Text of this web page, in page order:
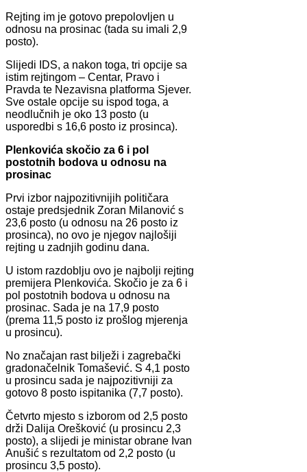
Rejting im je gotovo prepolovljen u
odnosu na prosinac (tada su imali 2,9
posto).
Slijedi IDS, a nakon toga, tri opcije sa
istim rejtingom – Centar, Pravo i
Pravda te Nezavisna platforma Sjever.
Sve ostale opcije su ispod toga, a
neodlučnih je oko 13 posto (u
usporedbi s 16,6 posto iz prosinca).
Plenkovića skočio za 6 i pol
postotnih bodova u odnosu na
prosinac
Prvi izbor najpozitivnijih političara
ostaje predsjednik Zoran Milanović s
23,6 posto (u odnosu na 26 posto iz
prosinca), no ovo je njegov najlošiji
rejting u zadnjih godinu dana.
U istom razdoblju ovo je najbolji rejting
premijera Plenkovića. Skočio je za 6 i
pol postotnih bodova u odnosu na
prosinac. Sada je na 17,9 posto
(prema 11,5 posto iz prošlog mjerenja
u prosincu).
No značajan rast bilježi i zagrebački
gradonačelnik Tomašević. S 4,1 posto
u prosincu sada je najpozitivniji za
gotovo 8 posto ispitanika (7,7 posto).
Četvrto mjesto s izborom od 2,5 posto
drži Dalija Orešković (u prosincu 2,3
posto), a slijedi je ministar obrane Ivan
Anušić s rezultatom od 2,2 posto (u
prosincu 3,5 posto).